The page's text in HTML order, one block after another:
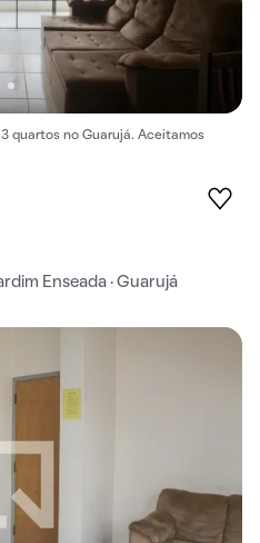
quartos no Guarujá. Aceitamos
Enseada · Guarujá